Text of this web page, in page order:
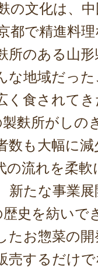
の文化は、
都で精進料
所のある山
な地域だっ
く食されて
麩所がしの
数も大幅に
の流れを柔
新たな事業
史を紡いで
たお惣菜の
売するだけ